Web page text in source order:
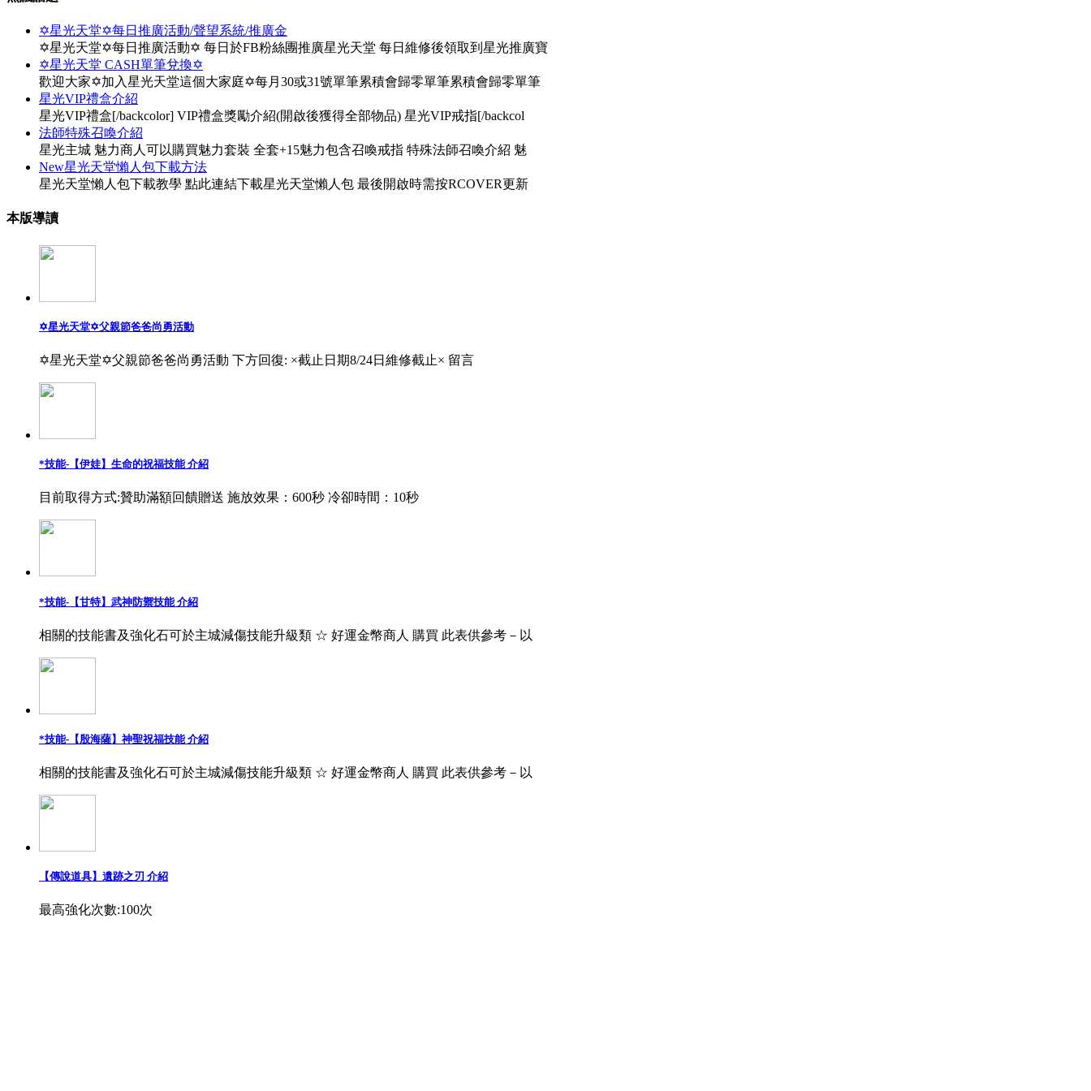
✡星光天堂✡每日推廣活動/聲望系統/推廣金
✡星光天堂✡每日推廣活動✡ 每日於FB粉絲團推廣星光天堂 每日維修後領取到星光推廣寶
✡星光天堂 CASH單筆兌換✡
歡迎大家✡加入星光天堂這個大家庭✡每月30或31號單筆累積會歸零單筆累積會歸零單筆
星光VIP禮盒介紹
星光VIP禮盒[/backcolor] VIP禮盒獎勵介紹(開啟後獲得全部物品) 星光VIP戒指[/backcol
法師特殊召喚介紹
星光主城 魅力商人可以購買魅力套裝 全套+15魅力包含召喚戒指 特殊法師召喚介紹 魅
New星光天堂懶人包下載方法
星光天堂懶人包下載教學 點此連結下載星光天堂懶人包 最後開啟時需按RCOVER更新
本版導讀
✡星光天堂✡父親節爸爸尚勇活動
✡星光天堂✡父親節爸爸尚勇活動 下方回復: ×截止日期8/24日維修截止× 留言
*技能-【伊娃】生命的祝福技能 介紹
目前取得方式:贊助滿額回饋贈送 施放效果：600秒 冷卻時間：10秒
*技能-【甘特】武神防禦技能 介紹
相關的技能書及強化石可於主城減傷技能升級類 ☆ 好運金幣商人 購買 此表供參考－以
*技能-【殷海薩】神聖祝福技能 介紹
相關的技能書及強化石可於主城減傷技能升級類 ☆ 好運金幣商人 購買 此表供參考－以
【傳說道具】遺跡之刃 介紹
最高強化次數:100次